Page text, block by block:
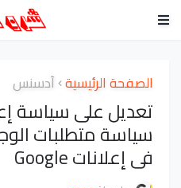
الصفحة الرئيسية أدسنس
سياسة متطلبات
فى إعلانات Google